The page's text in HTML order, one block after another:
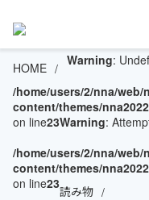
HOME Warning:
/home/users/2/nna/
content/themes/
on line23Warning:
/home/users/2/nna/
content/themes/
on line23読み物